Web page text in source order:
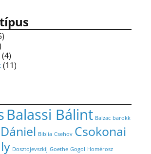
(4)
(11)
Balassi Bálint Balzac barokk
Biblia Csehov Csokonai
Dosztojevszkij Goethe Gogol Homérosz